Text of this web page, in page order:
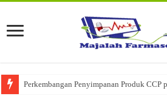
Perkembangan Penyimpanan Produk CCP